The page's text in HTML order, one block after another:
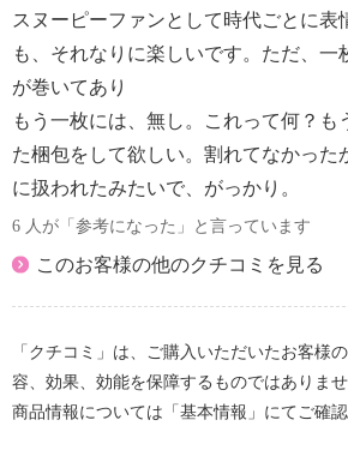
スヌーピーファンとして時代ごとに表
も、それなりに楽しいです。ただ、一
が巻いてあり
もう一枚には、無し。これって何？も
た梱包をして欲しい。割れてなかった
に扱われたみたいで、がっかり。
6 人が「参考になった」と言っています
このお客様の他のクチコミを見る
「クチコミ」は、ご購入いただいたお客様
容、効果、効能を保障するものではありませ
商品情報については「基本情報」にてご確認